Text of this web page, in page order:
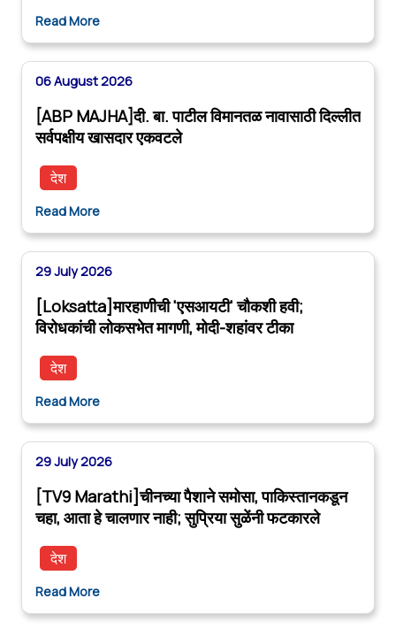
Read More
06 August 2026
[ABP MAJHA]दी. बा. पाटील विमानतळ नावासाठी दिल्लीत
सर्वपक्षीय खासदार एकवटले
देश
Read More
29 July 2026
[Loksatta]मारहाणीची 'एसआयटी' चौकशी हवी;
विरोधकांची लोकसभेत मागणी, मोदी-शहांवर टीका
देश
Read More
29 July 2026
[TV9 Marathi]चीनच्या पैशाने समोसा, पाकिस्तानकडून
चहा, आता हे चालणार नाही; सुप्रिया सुळेंनी फटकारले
देश
Read More